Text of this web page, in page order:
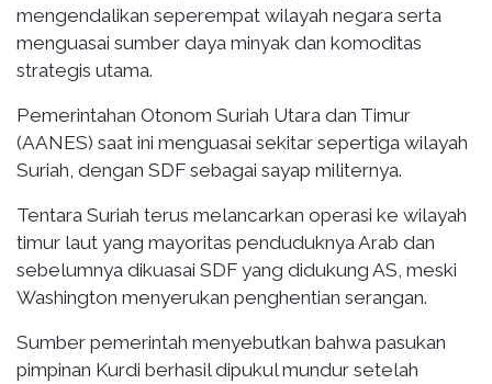
mengendalikan seperempat wilayah negara serta
menguasai sumber daya minyak dan komoditas
strategis utama.
Pemerintahan Otonom Suriah Utara dan Timur
(AANES) saat ini menguasai sekitar sepertiga wilayah
Suriah, dengan SDF sebagai sayap militernya.
Tentara Suriah terus melancarkan operasi ke wilayah
timur laut yang mayoritas penduduknya Arab dan
sebelumnya dikuasai SDF yang didukung AS, meski
Washington menyerukan penghentian serangan.
Sumber pemerintah menyebutkan bahwa pasukan
pimpinan Kurdi berhasil dipukul mundur setelah